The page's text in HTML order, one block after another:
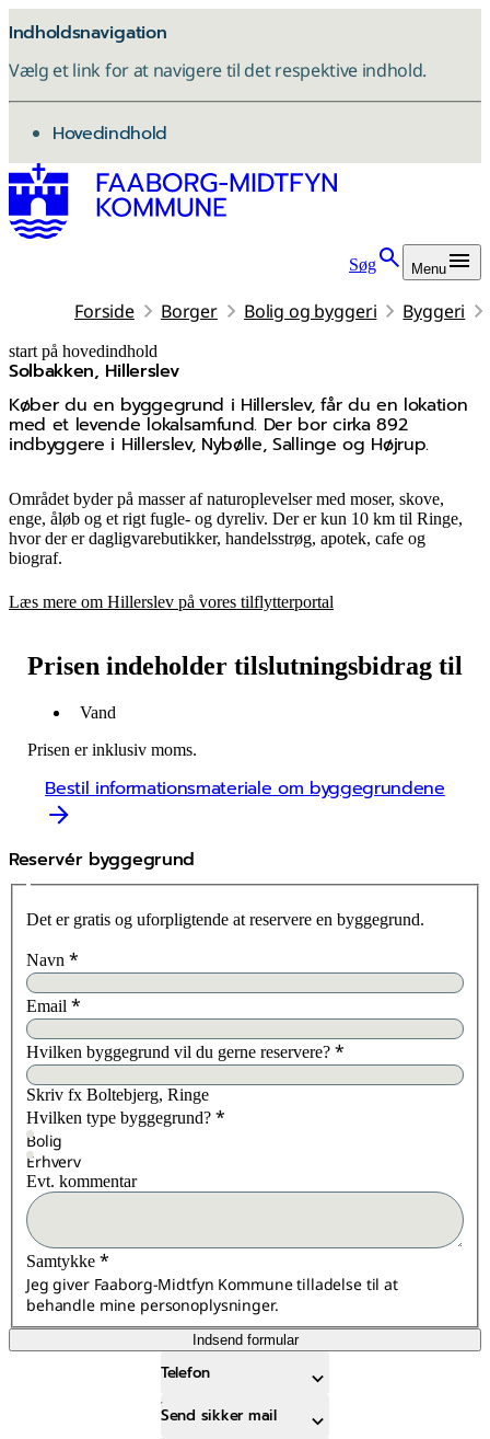
Indholdsnavigation
Vælg et link for at navigere til det respektive indhold.
gå til
Hovedindhold
Søg Menu
Forside Borger Bolig og byggeri Byggeri
start på hovedindhold
Solbakken, Hillerslev
Køber du en byggegrund i Hillerslev, får du en lokation
med et levende lokalsamfund. Der bor cirka 892
indbyggere i Hillerslev, Nybølle, Sallinge og Højrup.
senest opdateret 21. maj 2026
Området byder på masser af naturoplevelser med moser, skove,
enge, åløb og et rigt fugle- og dyreliv. Der er kun 10 km til Ringe,
hvor der er dagligvarebutikker, handelsstrøg, apotek, cafe og
biograf.
Læs mere om Hillerslev på vores tilflytterportal
Prisen indeholder tilslutningsbidrag til
Vand
Prisen er inklusiv moms.
Bestil informationsmateriale om byggegrundene
Reservér byggegrund
Det er gratis og uforpligtende at reservere en byggegrund.
Navn *
Email *
Hvilken byggegrund vil du gerne reservere? *
Skriv fx Boltebjerg, Ringe
Hvilken type byggegrund? *
Bolig
Erhverv
Evt. kommentar
Samtykke *
Jeg giver Faaborg-Midtfyn Kommune tilladelse til at
behandle mine personoplysninger.
Indsend formular
Telefon
Send sikker mail